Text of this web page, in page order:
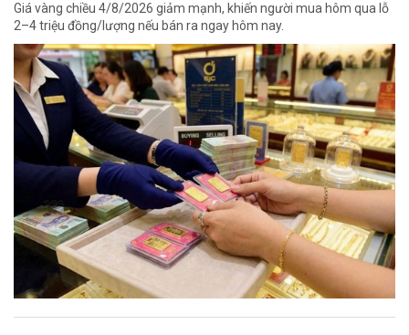
Giá vàng chiều 4/8/2026 giảm mạnh, khiến người mua hôm qua lỗ
2–4 triệu đồng/lượng nếu bán ra ngay hôm nay.